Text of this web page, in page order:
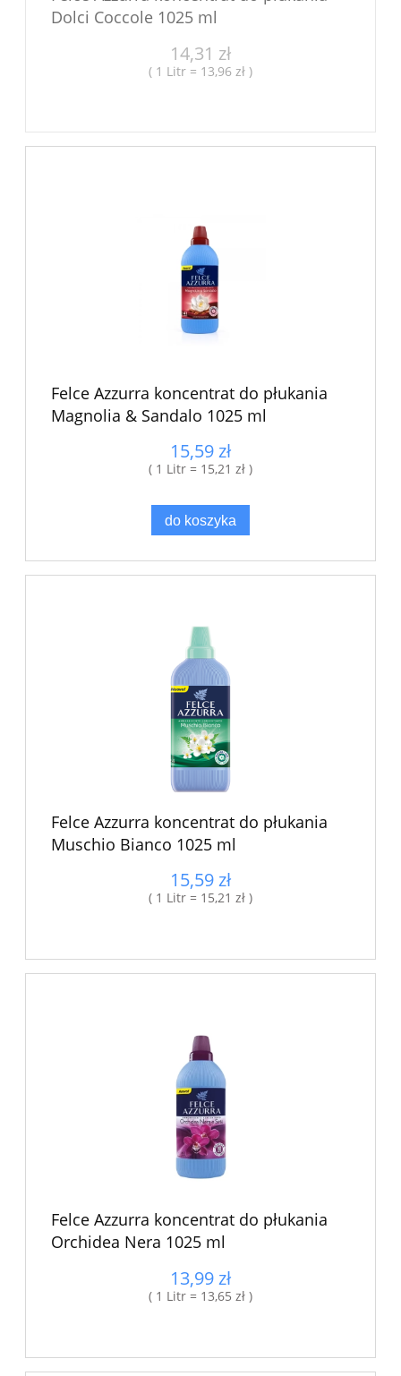
Dolci Coccole 1025 ml
14,31 zł
( 1 Litr = 13,96 zł )
Felce Azzurra koncentrat do płukania
Magnolia & Sandalo 1025 ml
15,59 zł
( 1 Litr = 15,21 zł )
do koszyka
Felce Azzurra koncentrat do płukania
Muschio Bianco 1025 ml
15,59 zł
( 1 Litr = 15,21 zł )
Felce Azzurra koncentrat do płukania
Orchidea Nera 1025 ml
13,99 zł
( 1 Litr = 13,65 zł )